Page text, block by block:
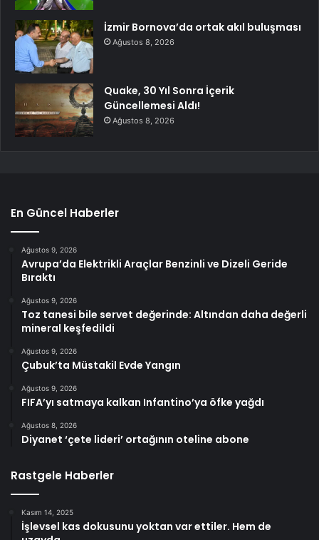
İzmir Bornova’da ortak akıl buluşması
Ağustos 8, 2026
Quake, 30 Yıl Sonra İçerik
Güncellemesi Aldı!
Ağustos 8, 2026
En Güncel Haberler
Ağustos 9, 2026
Avrupa’da Elektrikli Araçlar Benzinli ve Dizeli Geride
Bıraktı
Ağustos 9, 2026
Toz tanesi bile servet değerinde: Altından daha değerli
mineral keşfedildi
Ağustos 9, 2026
Çubuk’ta Müstakil Evde Yangın
Ağustos 9, 2026
FIFA’yı satmaya kalkan Infantino’ya öfke yağdı
Ağustos 8, 2026
Diyanet ‘çete lideri’ ortağının oteline abone
Rastgele Haberler
Kasım 14, 2025
İşlevsel kas dokusunu yoktan var ettiler. Hem de